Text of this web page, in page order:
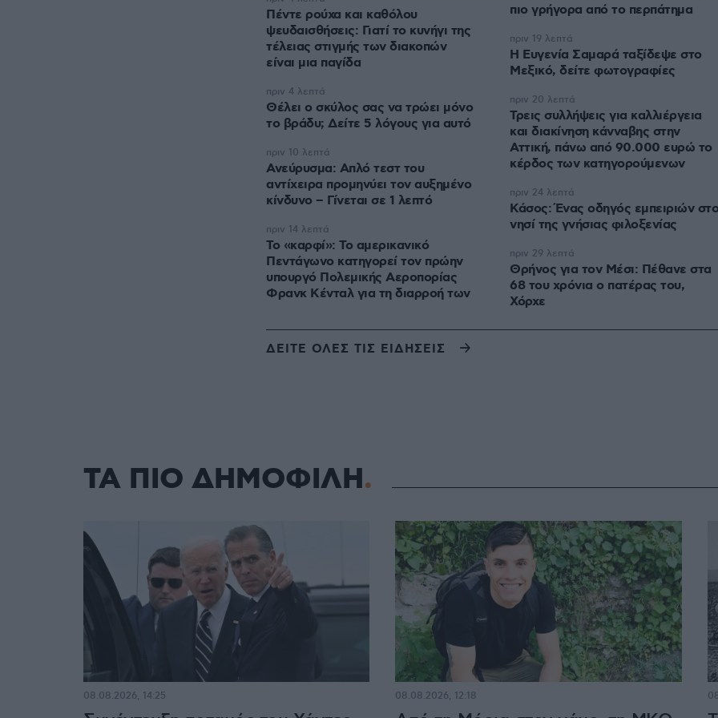
Πέντε ρούχα και καθόλου
ψευδαισθήσεις: Γιατί το κυνήγι της
τέλειας στιγμής των διακοπών
είναι μια παγίδα
Θέλει ο σκύλος σας να τρώει μόνο
το βράδυ; Δείτε 5 λόγους για αυτό
πριν 4 λεπτά
Ανεύρυσμα: Απλό τεστ του
αντίχειρα προμηνύει τον αυξημένο
κίνδυνο – Γίνεται σε 1 λεπτό
πριν 10 λεπτά
Το «καρφί»: Το αμερικανικό
Πεντάγωνο κατηγορεί τον πρώην
υπουργό Πολεμικής Αεροπορίας
Φρανκ Κένταλ για τη διαρροή των
πριν 14 λεπτά
πιο γρήγορα από το περπάτημα
Η Ευγενία Σαμαρά ταξίδεψε στο
Μεξικό, δείτε φωτογραφίες
πριν 19 λεπτά
Τρεις συλλήψεις για καλλιέργεια
και διακίνηση κάνναβης στην
Αττική, πάνω από 90.000 ευρώ το
κέρδος των κατηγορούμενων
πριν 20 λεπτά
Κάσος: Ένας οδηγός εμπειριών στο
νησί της γνήσιας φιλοξενίας
πριν 24 λεπτά
Θρήνος για τον Μέσι: Πέθανε στα
68 του χρόνια ο πατέρας του,
Χόρχε
πριν 29 λεπτά
ΔΕΙΤΕ ΟΛΕΣ ΤΙΣ ΕΙΔΗΣΕΙΣ
ΤΑ ΠΙΟ ΔΗΜΟΦΙΛΗ
08.08.2026, 14:25 08.08.2026, 12:18